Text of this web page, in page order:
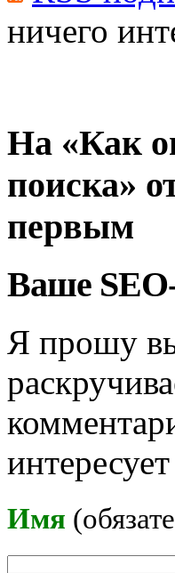
ничего
На «Как
поиска»
первым
Ваше
Я прошу
интересует
Имя